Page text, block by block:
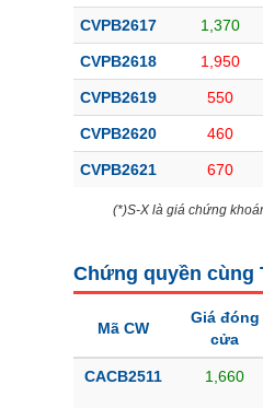
CVPB2617 1,370
CVPB2618 1,950
CVPB2619 550
CVPB2620 460
CVPB2621 670
(*)S-X là giá chứng
Chứng quyền cùng
Mã CW
Giá đóng
cửa
CACB2511 1,660
Truyền thông tài chính
Dữ liệu tài chính